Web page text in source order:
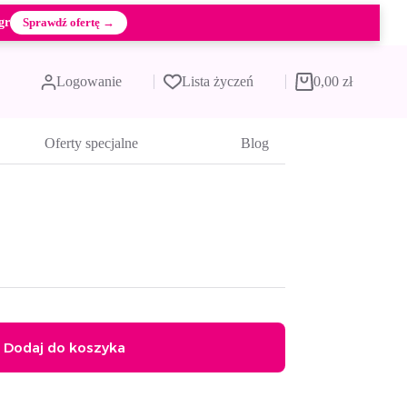
Sprawdź ofertę →
Logowanie Lista życzeń Koszyk
0,00 zł
Oferty specjalne Blog
Dodaj do koszyka